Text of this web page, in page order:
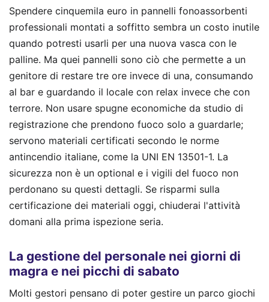
Spendere cinquemila euro in pannelli fonoassorbenti
professionali montati a soffitto sembra un costo inutile
quando potresti usarli per una nuova vasca con le
palline. Ma quei pannelli sono ciò che permette a un
genitore di restare tre ore invece di una, consumando
al bar e guardando il locale con relax invece che con
terrore. Non usare spugne economiche da studio di
registrazione che prendono fuoco solo a guardarle;
servono materiali certificati secondo le norme
antincendio italiane, come la UNI EN 13501-1. La
sicurezza non è un optional e i vigili del fuoco non
perdonano su questi dettagli. Se risparmi sulla
certificazione dei materiali oggi, chiuderai l'attività
domani alla prima ispezione seria.
La gestione del personale nei giorni di
magra e nei picchi di sabato
Molti gestori pensano di poter gestire un parco giochi